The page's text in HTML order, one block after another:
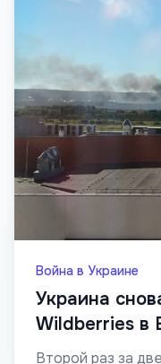
Война в Украине
Украина
Wildberries в
Второй раз за